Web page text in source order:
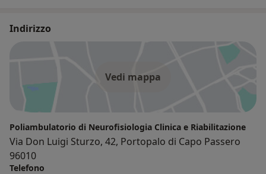
Indirizzo
Vedi mappa
Poliambulatorio di Neurofisiologia Clinica e Riabilitazione
Via Don Luigi Sturzo, 42, Portopalo di Capo Passero
96010
Telefono